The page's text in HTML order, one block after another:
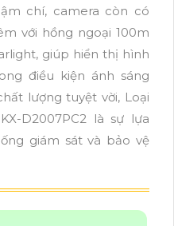
chí, camera còn có
với hồng ngoại 100m
giúp hiển thị hình
điều kiện ánh sáng
lượng tuyệt vời, Loại
D2007PC2 là sự lựa
giám sát và bảo vệ